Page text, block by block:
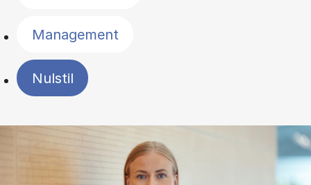
Management
Nulstil